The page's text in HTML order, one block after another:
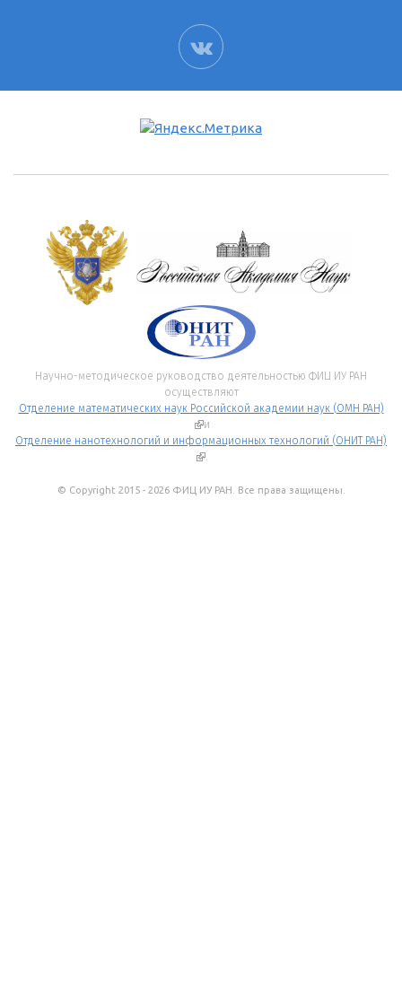
ВК
Научно-методическое руководство деятельностью ФИЦ ИУ РАН
осуществляют
Отделение математических наук Российской академии наук (ОМН РАН)
(внешняя ссылка)
и
Отделение нанотехнологий и информационных технологий (ОНИТ РАН)
(внешняя ссылка)
© Copyright 2015 - 2026 ФИЦ ИУ РАН. Все права защищены.